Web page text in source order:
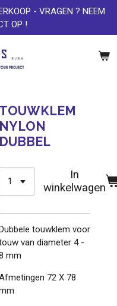
- VRAGEN ? NEEM
OP !
TOUWKLEM
NYLON
DUBBEL
In
winkelwagen
touwklem voor
van diameter 4 -
mm
72 X 78